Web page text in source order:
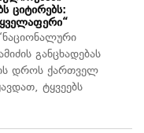
ციტირებს:
განცხადებას
დროს ქართველ
ტყვეებს